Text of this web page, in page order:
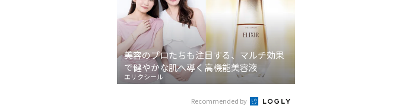
美容のプロたちも注目する、マルチ効果
で健やかな肌へ導く高機能美容液
エリクシール
Recommended by